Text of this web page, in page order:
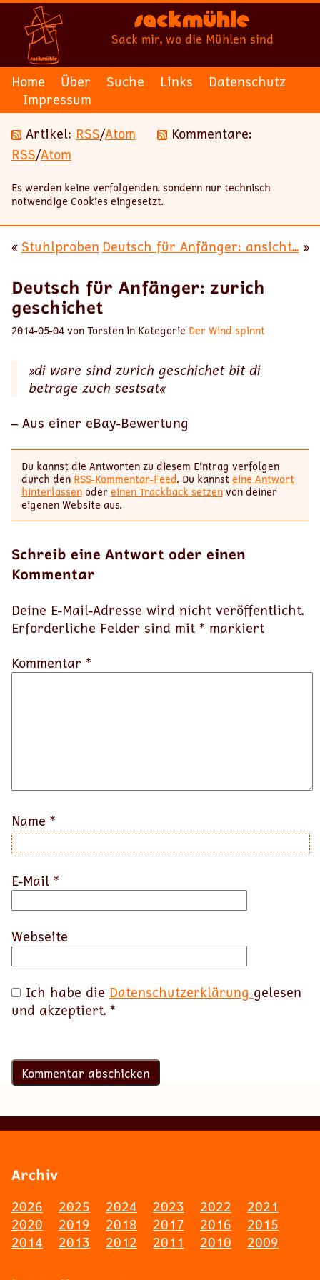
Sackmühle
Sack mir, wo die Mühlen sind
Home Über Suche Links
Datenschutz
Impressum
Artikel: RSS/Atom
Kommentare:
RSS/Atom
Es werden keine verfolgenden, sondern nur technisch
notwendige Cookies eingesetzt.
« Stuhlproben Deutsch für Anfänger: ansicht... »
Deutsch für Anfänger: zurich
geschichet
2014-05-04 von Torsten in Kategorie Der Wind spinnt
»di ware sind zurich geschichet bit di
betrage zuch sestsat«
– Aus einer eBay-Bewertung
Du kannst die Antworten zu diesem Eintrag verfolgen
durch den RSS-Kommentar-Feed. Du kannsteine Antwort
hinterlassenodereinen Trackback setzenvon deiner
eigenen Website aus.
Schreib eine Antwort oder einen
Kommentar
Deine E-Mail-Adresse wird nicht veröffentlicht.
Erforderliche Felder sind mit * markiert
Kommentar *
Name *
E-Mail *
Webseite
Ich habe die Datenschutzerklärung gelesen
und akzeptiert. *
Archiv
2026 2025 2024 2023 2022
2021
2020
2019 2018 2017 2016
2015
2014
2013 2012 2011 2010 2009